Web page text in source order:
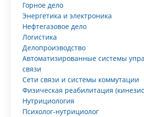
Горное дело
Энергетика и электроника
Нефтегазовое дело
Логистика
Делопроизводство
Автоматизированные системы
связи
Сети связи и системы коммутации
Физическая реабилитация
Нутрициология
Психолог-нутрициолог